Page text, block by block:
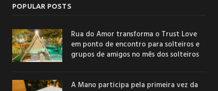
POPULAR POSTS
Rua do Amor transforma o Trust Love
em ponto de encontro para solteiros e
grupos de amigos no mês dos solteiros
A Mano participa pela primeira vez da